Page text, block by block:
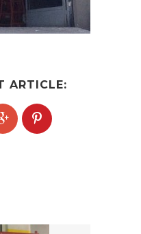
ARTICLE: